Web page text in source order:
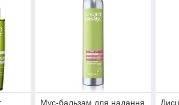
Мус-бальзам для надання